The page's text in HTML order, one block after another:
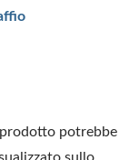
potrebbe